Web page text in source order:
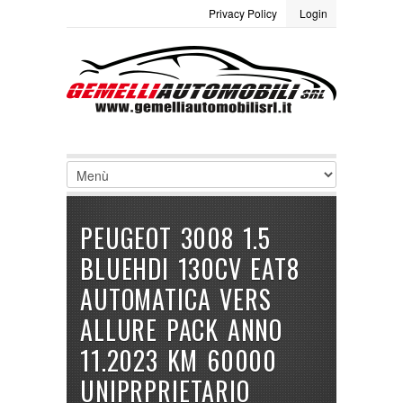
LOGIN
Username :
Ricordami
Registrati |Non ricordi la password
Login
Privacy Policy
PEUGEOT 3008 1.5
BLUEHDI 130CV EAT8
AUTOMATICA VERS
ALLURE PACK ANNO
11.2023 KM 60000
UNIPRPRIETARIO